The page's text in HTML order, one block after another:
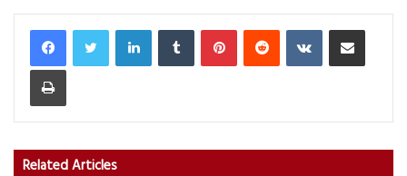
LinkedInTumblr PinterestReddit VKontakteShare via Email
Print
Related Articles